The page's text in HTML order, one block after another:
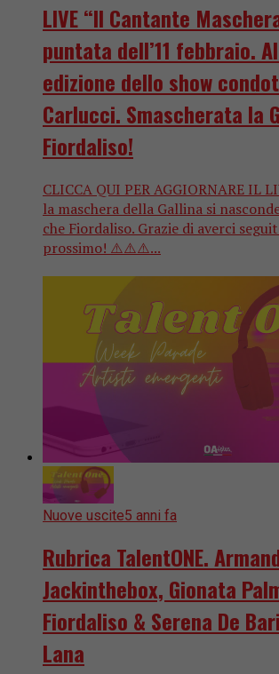
LIVE “Il Cantante
puntata dell’11 febbraio.
edizione dello show
Carlucci. Smascherata la
Fiordaliso!
CLICCA QUI PER AGGIORNARE IL
la maschera della Gallina si
che Fiordaliso. Grazie di averci
prossimo! ⚠️⚠️⚠️...
Nuove uscite5 anni fa
Rubrica TalentONE.
Jackinthebox, Gionata
Fiordaliso & Serena De
Lana